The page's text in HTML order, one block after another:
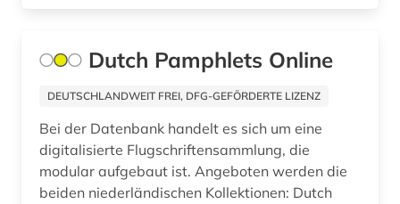
bestimmung (1)
betriebssicherheitsverordnung (1)
bevölkerungsstatistik (1)
Dutch Pamphlets Online
DEUTSCHLANDWEIT FREI, DFG-GEFÖRDERTE LIZENZ
Bei der Datenbank handelt es sich um eine
digitalisierte Flugschriftensammlung, die
modular aufgebaut ist. Angeboten werden die
beiden niederländischen Kollektionen: Dutch